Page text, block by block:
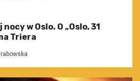
w Oslo. O „Oslo, 31
Triera